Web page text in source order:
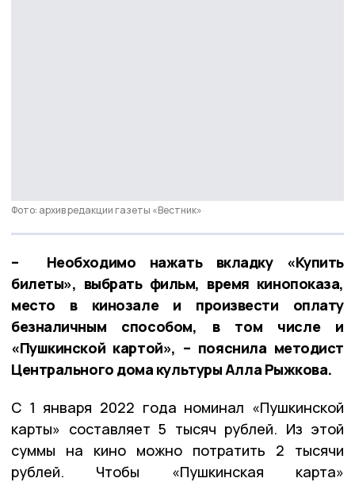
Фото: архив редакции газеты «Вестник»
– Необходимо нажать вкладку «Купить
билеты», выбрать фильм, время кинопоказа,
место в кинозале и произвести оплату
безналичным способом, в том числе и
«Пушкинской картой», – пояснила методист
Центрального дома культуры Алла Рыжкова.
С 1 января 2022 года номинал «Пушкинской
карты» составляет 5 тысяч рублей. Из этой
суммы на кино можно потратить 2 тысячи
рублей. Чтобы «Пушкинская карта»